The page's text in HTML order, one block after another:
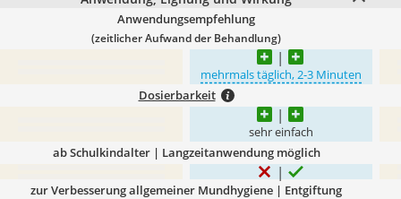
Anwendungsempfehlung
(zeitlicher Aufwand der Behandlung)
mehrmals täglich, 2-3 Minuten
Dosierbarkeit
sehr einfach
ab Schulkindalter | Langzeitanwendung möglich
zur Verbesserung allgemeiner Mundhygiene | Entgiftung